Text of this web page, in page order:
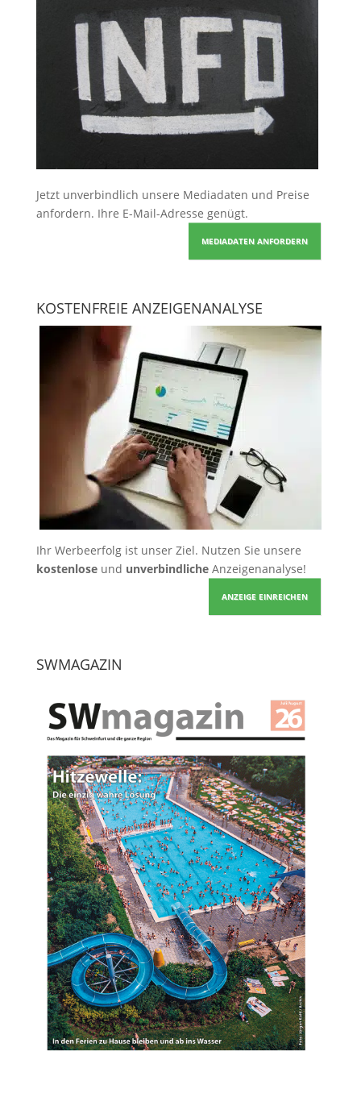
Jetzt unverbindlich unsere Mediadaten und Preise
anfordern. Ihre E-Mail-Adresse genügt.
MEDIADATEN ANFORDERN
KOSTENFREIE ANZEIGENANALYSE
Ihr Werbeerfolg ist unser Ziel. Nutzen Sie unsere
kostenloseund unverbindlicheAnzeigenanalyse!
ANZEIGE EINREICHEN
SWMAGAZIN